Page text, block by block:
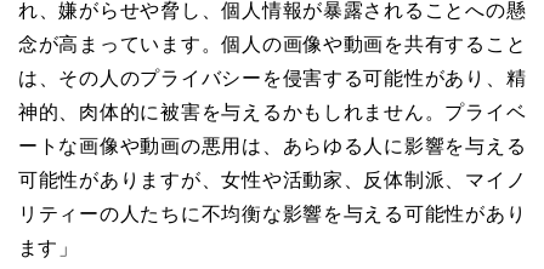
れ、嫌がらせや脅し、個人情報が暴露されることへの懸
念が高まっています。個人の画像や動画を共有すること
は、その人のプライバシーを侵害する可能性があり、精
神的、肉体的に被害を与えるかもしれません。プライベ
ートな画像や動画の悪用は、あらゆる人に影響を与える
可能性がありますが、女性や活動家、反体制派、マイノ
リティーの人たちに不均衡な影響を与える可能性があり
ます」